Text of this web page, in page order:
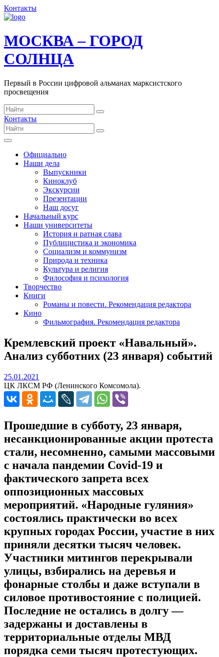
Контакты
МОСКВА – ГОРОД
СОЛНЦА
Первый в России цифровой альманах марксистского
просвещения
Контакты
Официально
Наши дела
Выпускники
Киноклуб
Экскурсии
Презентации
Наш досуг
Начальный курс
Наши университеты
История и ратная слава
Публицистика и экономика
Социализм и коммунизм
Природа и техника
Культура и религия
Философия и психология
Творчество
Книги
Романы и повести. Рекомендация редактора
Кино
Фильмография. Рекомендация редактора
Кремлевский проект «Навальный».
Анализ субботних (23 января) событий
25.01.2021
ЦК ЛКСМ РФ (Ленинского Комсомола).
Прошедшие в субботу, 23 января,
несанкционированные акции протеста
стали, несомненно, самыми массовыми
с начала пандемии Covid-19 и
фактического запрета всех
оппозиционных массовых
мероприятий. «Народные гуляния»
состоялись практически во всех
крупных городах России, участие в них
приняли десятки тысяч человек.
Участники митингов перекрывали
улицы, взбирались на деревья и
фонарные столбы и даже вступали в
силовое противостояние с полицией.
Последние не остались в долгу —
задержаны и доставлены в
территориальные отделы МВД
порядка семи тысяч протестующих.